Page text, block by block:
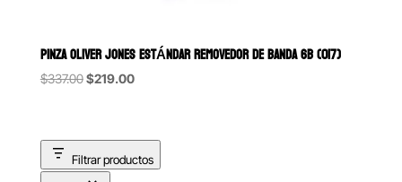
PINZA OLIVER JONES ESTÁNDAR REMOVEDOR DE BANDA 6B (017)
$337.00Original
$337.00.
$219.00Current
$219.00.
Filtrar productos